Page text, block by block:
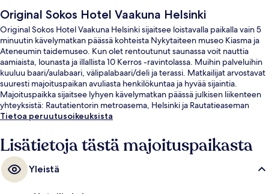
Original Sokos Hotel Vaakuna Helsinki
Original Sokos Hotel Vaakuna Helsinki sijaitsee loistavalla paikalla vain 5
minuutin kävelymatkan päässä kohteista Nykytaiteen museo Kiasma ja
Ateneumin taidemuseo. Kun olet rentoutunut saunassa voit nauttia
aamiaista, lounasta ja illallista 10 Kerros -ravintolassa. Muihin palveluihin
kuuluu baari/aulabaari, välipalabaari/deli ja terassi. Matkailijat arvostavat
suuresti majoituspaikan avuliasta henkilökuntaa ja hyvää sijaintia.
Majoituspaikka sijaitsee lyhyen kävelymatkan päässä julkisen liikenteen
yhteyksistä: Rautatientorin metroasema, Helsinki ja Rautatieaseman
raitiovaunupysäkki, Helsinki sijaitsevat vain muutaman askeleen päässä.
Tietoa peruutusoikeuksista
Lisätietoja tästä majoituspaikasta
Yleistä